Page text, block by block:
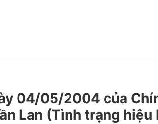
04/05/2004 của
Lan (Tình trạng